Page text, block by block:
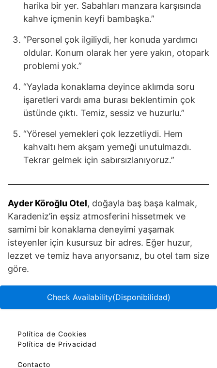
harika bir yer. Sabahları manzara karşısında
kahve içmenin keyfi bambaşka.”
“Personel çok ilgiliydi, her konuda yardımcı
oldular. Konum olarak her yere yakın, otopark
problemi yok.”
“Yaylada konaklama deyince aklımda soru
işaretleri vardı ama burası beklentimin çok
üstünde çıktı. Temiz, sessiz ve huzurlu.”
“Yöresel yemekleri çok lezzetliydi. Hem
kahvaltı hem akşam yemeği unutulmazdı.
Tekrar gelmek için sabırsızlanıyoruz.”
Ayder Köroğlu Otel, doğayla baş başa kalmak,
Karadeniz’in eşsiz atmosferini hissetmek ve
samimi bir konaklama deneyimi yaşamak
isteyenler için kusursuz bir adres. Eğer huzur,
lezzet ve temiz hava arıyorsanız, bu otel tam size
göre.
Política de Cookies
Política de Privacidad
Contacto
Check Availability(Disponibilidad)